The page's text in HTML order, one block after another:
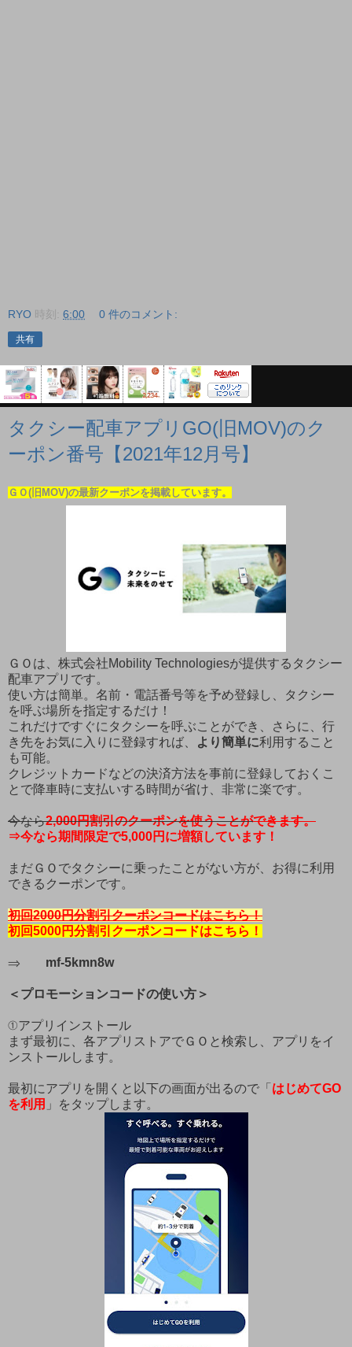
RYO 時刻: 6:00 0 件のコメント:
共有
タクシー配車アプリGO(旧MOV)のク
ーポン番号【2021年12月号】
ＧＯ(旧MOV)の最新クーポンを掲載しています。
ＧＯは、株式会社Mobility Technologiesが提供するタクシー
配車アプリです。
使い方は簡単。名前・電話番号等を予め登録し、タクシー
を呼ぶ場所を指定するだけ！
これだけですぐにタクシーを呼ぶことができ、さらに、行
き先をお気に入りに登録すれば、
より簡単に利用すること
も可能。
クレジットカードなどの決済方法を事前に登録しておくこ
とで降車時に支払いする時間が省け、非常に楽です。
今なら2,000円割引のクーポンを使うことができます。
⇒今なら期間限定で5,000円に増額しています！
まだＧＯでタクシーに乗ったことがない方が、お得に利用
できるクーポンです。
初回2000円分割引クーポンコードはこちら！
初回5000円分割引クーポンコードはこちら！
⇒ mf-5kmn8w
＜プロモーションコードの使い方＞
①アプリインストール
まず最初に、各アプリストアでＧＯと検索し、アプリをイ
ンストールします。
最初にアプリを開くと以下の画面が出るので「 はじめてGO
を利用 」をタップします。